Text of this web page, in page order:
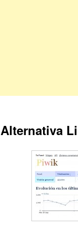
Alternativa